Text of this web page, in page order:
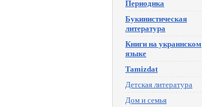
Периодика
Букинистическая
литература
Книги на украинском
языке
Tamizdat
Детская литература
Дом и семья